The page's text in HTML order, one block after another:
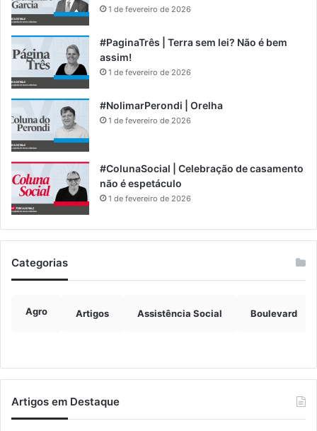
1 de fevereiro de 2026
#PaginaTrês | Terra sem lei? Não é bem
assim!
1 de fevereiro de 2026
#NolimarPerondi | Orelha
1 de fevereiro de 2026
#ColunaSocial | Celebração de casamento
não é espetáculo
1 de fevereiro de 2026
Categorias
Agro Artigos Assistência Social Boulevard
Artigos em Destaque